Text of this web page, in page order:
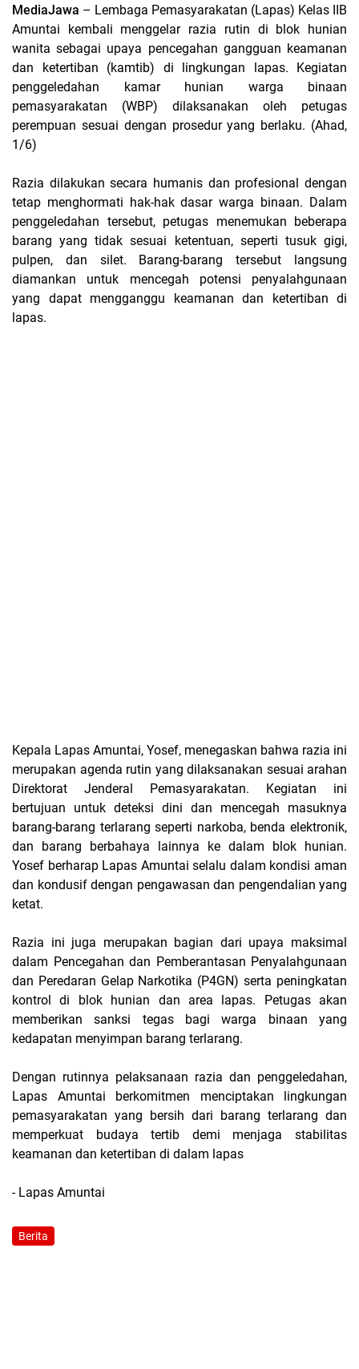
MediaJawa – Lembaga Pemasyarakatan (Lapas) Kelas IIB
Amuntai kembali menggelar razia rutin di blok hunian
wanita sebagai upaya pencegahan gangguan keamanan
dan ketertiban (kamtib) di lingkungan lapas. Kegiatan
penggeledahan kamar hunian warga binaan
pemasyarakatan (WBP) dilaksanakan oleh petugas
perempuan sesuai dengan prosedur yang berlaku. (Ahad,
1/6)
Razia dilakukan secara humanis dan profesional dengan
tetap menghormati hak-hak dasar warga binaan. Dalam
penggeledahan tersebut, petugas menemukan beberapa
barang yang tidak sesuai ketentuan, seperti tusuk gigi,
pulpen, dan silet. Barang-barang tersebut langsung
diamankan untuk mencegah potensi penyalahgunaan
yang dapat mengganggu keamanan dan ketertiban di
lapas.
Kepala Lapas Amuntai, Yosef, menegaskan bahwa razia ini
merupakan agenda rutin yang dilaksanakan sesuai arahan
Direktorat Jenderal Pemasyarakatan. Kegiatan ini
bertujuan untuk deteksi dini dan mencegah masuknya
barang-barang terlarang seperti narkoba, benda elektronik,
dan barang berbahaya lainnya ke dalam blok hunian.
Yosef berharap Lapas Amuntai selalu dalam kondisi aman
dan kondusif dengan pengawasan dan pengendalian yang
ketat.
Razia ini juga merupakan bagian dari upaya maksimal
dalam Pencegahan dan Pemberantasan Penyalahgunaan
dan Peredaran Gelap Narkotika (P4GN) serta peningkatan
kontrol di blok hunian dan area lapas. Petugas akan
memberikan sanksi tegas bagi warga binaan yang
kedapatan menyimpan barang terlarang.
Dengan rutinnya pelaksanaan razia dan penggeledahan,
Lapas Amuntai berkomitmen menciptakan lingkungan
pemasyarakatan yang bersih dari barang terlarang dan
memperkuat budaya tertib demi menjaga stabilitas
keamanan dan ketertiban di dalam lapas
- Lapas Amuntai
Berita